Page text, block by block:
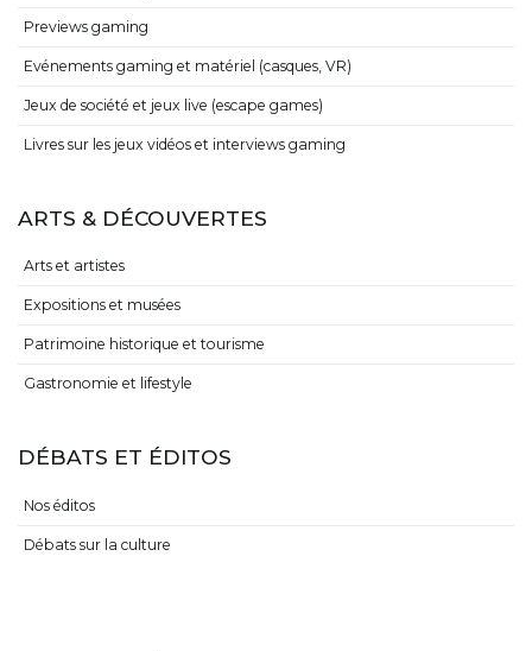
Previews gaming
Evénements gaming et matériel (casques, VR)
Jeux de société et jeux live (escape games)
Livres sur les jeux vidéos et interviews gaming
ARTS & DÉCOUVERTES
Arts et artistes
Expositions et musées
Patrimoine historique et tourisme
Gastronomie et lifestyle
DÉBATS ET ÉDITOS
Nos éditos
Débats sur la culture